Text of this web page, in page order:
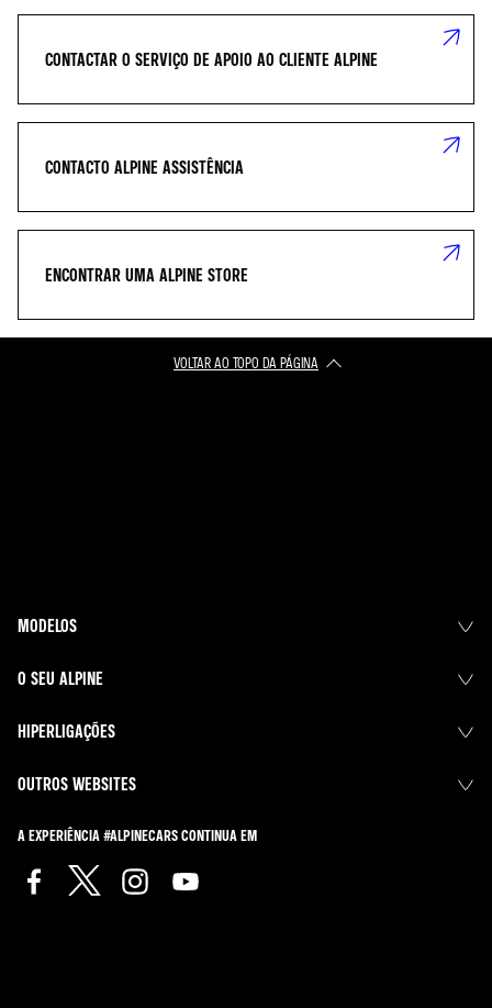
CONTACTAR O SERVIÇO DE APOIO AO CLIENTE ALPINE
CONTACTO ALPINE ASSISTÊNCIA
ENCONTRAR UMA ALPINE STORE
VOLTAR AO TOPO DA PÁGINA
MODELOS
O SEU ALPINE
HIPERLIGAÇÕES
OUTROS WEBSITES
A EXPERIÊNCIA #ALPINECARS CONTINUA EM